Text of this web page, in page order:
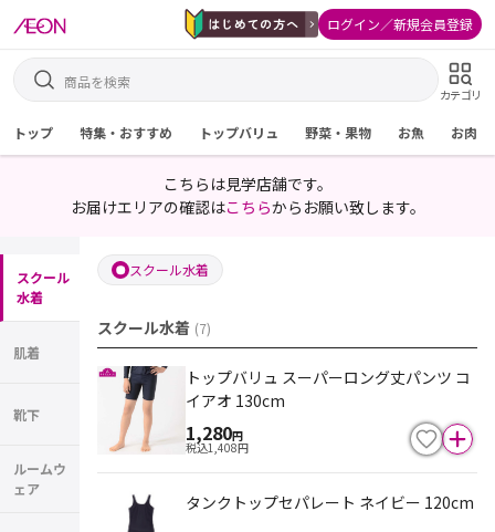
ログイン／新規会員登録
カテゴリ
トップ 特集・おすすめ トップバリュ 野菜・果物 お魚 お肉
こちらは見学店舗です。
お届けエリアの確認はこちらからお願い致します。
スクール
水着
肌着
靴下
ルームウ
ェア
スクール水着
スクール水着 (7)
トップバリュ スーパーロング丈パンツ コ
イアオ 130cm
1,280円
税込1,408円
タンクトップセパレート ネイビー 120cm